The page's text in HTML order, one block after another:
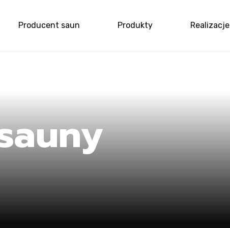
Producent saun Produkty Realizacje